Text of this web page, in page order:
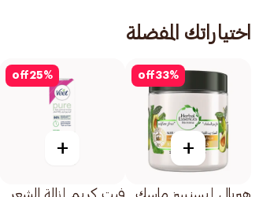
اختياراتك المفضلة
33%
off
+
هيربال إيسنسز ماسك
25%
off
+
فيت كريم إزالة الشعر